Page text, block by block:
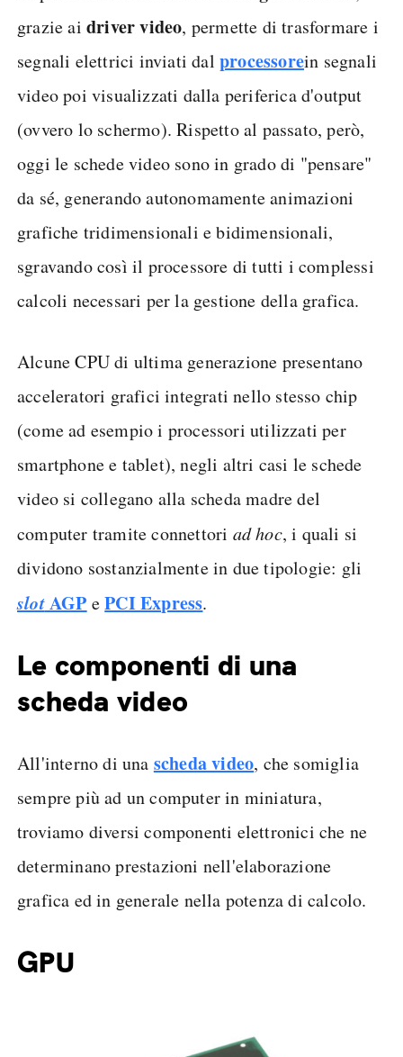
grazie ai driver video, permette di trasformare i
segnali elettrici inviati dal processorein segnali
video poi visualizzati dalla periferica d'output
(ovvero lo schermo). Rispetto al passato, però,
oggi le schede video sono in grado di "pensare"
da sé, generando autonomamente animazioni
grafiche tridimensionali e bidimensionali,
sgravando così il processore di tutti i complessi
calcoli necessari per la gestione della grafica.
Alcune CPU di ultima generazione presentano
acceleratori grafici integrati nello stesso chip
(come ad esempio i processori utilizzati per
smartphone e tablet), negli altri casi le schede
video si collegano alla scheda madre del
computer tramite connettori ad hoc, i quali si
dividono sostanzialmente in due tipologie: gli
slotAGP ePCI Express.
Le componenti di una
scheda video
All'interno di una scheda video, che somiglia
sempre più ad un computer in miniatura,
troviamo diversi componenti elettronici che ne
determinano prestazioni nell'elaborazione
grafica ed in generale nella potenza di calcolo.
GPU